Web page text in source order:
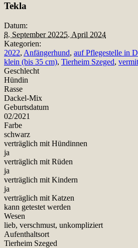
Tekla
Datum:
8. September 20225. April 2024
Kategorien:
2022, Anfängerhund, auf Pflegestelle in D
klein (bis 35 cm), Tierheim Szeged,
Geschlecht
Hündin
Rasse
Dackel-Mix
Geburtsdatum
02/2021
Farbe
schwarz
verträglich mit Hündinnen
ja
verträglich mit Rüden
ja
verträglich mit Kindern
ja
verträglich mit Katzen
kann getestet werden
Wesen
lieb, verschmust, unkompliziert
Aufenthaltsort
Tierheim Szeged